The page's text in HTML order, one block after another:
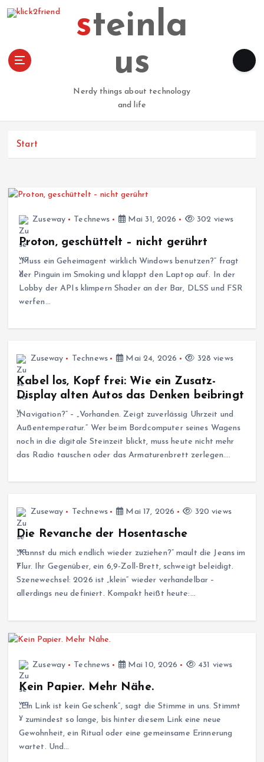
steinla
us
Nerdy things about technology
and life
Start
Zuseway Technews Mai 31, 2026 302 views
Proton, geschüttelt – nicht gerührt
„Muss ein Geheimagent wirklich Windows benutzen?“ fragt
der Pinguin im Smoking und klappt den Laptop auf. In der
Lobby der APIs klimpern Shader an der Bar, DLSS und FSR
werfen…
Zuseway Technews Mai 24, 2026 328 views
Kabel los, Kopf frei: Wie ein Zusatz-
Display alten Autos das Denken beibringt
„Navigation?“ – „Vorhanden. Zeigt zuverlässig Uhrzeit und
Außentemperatur.“ Wer beim Bordcomputer seines Wagens
noch in die digitale Steinzeit blickt, muss heute nicht mehr
das Radio tauschen oder das Armaturenbrett zerlegen.…
Zuseway Technews Mai 17, 2026 320 views
Die Revanche der Hosentasche
„Kannst du mich endlich wieder zuziehen?“ mault die Jeans im
Flur. Ihr Gegenüber, ein 6,9-Zoll-Brett, schweigt beleidigt.
Szenewechsel: 2026 ist „klein“ wieder verhandelbar –
allerdings neu definiert. Kompakt heißt heute:…
Zuseway Technews Mai 10, 2026 431 views
Kein Papier. Mehr Nähe.
„Ein Link ist kein Geschenk“, sagt die Stimme in uns. Stimmt
– zumindest so lange, bis hinter diesem Link eine neue
Gewohnheit, ein Ritual oder eine gemeinsame Erinnerung
wartet. Und…